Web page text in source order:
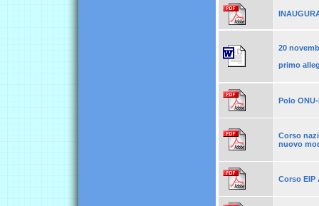
20
primo
Polo
Corso
nuovo
Corso EIP